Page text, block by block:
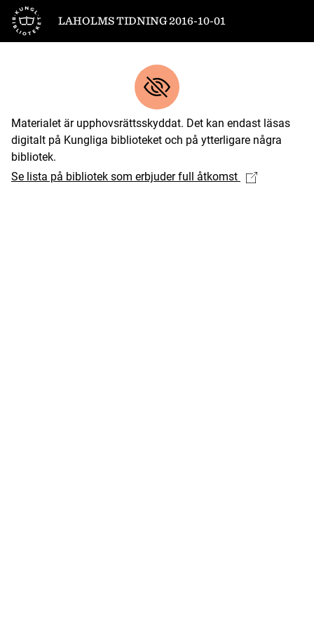
Till startsidan
LAHOLMS TIDNING 2016-10-01
Materialet är upphovsrättsskyddat. Det kan endast läsas
digitalt på Kungliga biblioteket och på ytterligare några
bibliotek.
Se lista på bibliotek som erbjuder full åtkomst